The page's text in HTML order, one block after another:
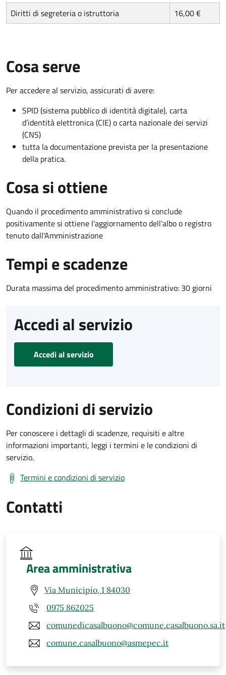
Diritti di segreteria o istruttoria 16,00 €
Cosa serve
Per accedere al servizio, assicurati di avere:
SPID (sistema pubblico di identità digitale), carta
d’identità elettronica (CIE) o carta nazionale dei servizi
(CNS)
tutta la documentazione prevista per la presentazione
della pratica.
Cosa si ottiene
Quando il procedimento amministrativo si conclude
positivamente si ottiene l'aggiornamento dell'albo o registro
tenuto dall'Amministrazione
Tempi e scadenze
Durata massima del procedimento amministrativo: 30 giorni
Accedi al servizio
Accedi al servizio
Condizioni di servizio
Per conoscere i dettagli di scadenze, requisiti e altre
informazioni importanti, leggi i termini e le condizioni di
servizio.
Termini e condizioni di servizio
Contatti
Area amministrativa
Via Municipio, 1 84030
0975 862025
comunedicasalbuono@comune.casalbuono.sa.it
comune.casalbuono@asmepec.it